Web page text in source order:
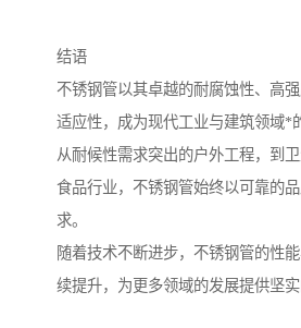
结语
不锈钢管以其卓越的耐腐蚀性、高
适应性，成为现代工业与建筑领域*
从耐候性需求突出的户外工程，到
食品行业，不锈钢管始终以可靠的
求。
随着技术不断进步，不锈钢管的性
续提升，为更多领域的发展提供坚实